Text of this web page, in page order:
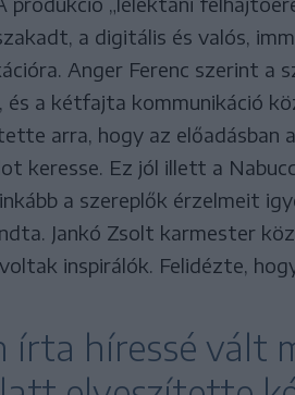
a digitális és valós,
Anger Ferenc szerint a
és a kétfajta kommunikáció
arra, hogy az előadásban
keresse. Ez jól illett a
a szereplők érzelmeit
Jankó Zsolt karmester
inspirálók. Felidézte,
írta híressé vált